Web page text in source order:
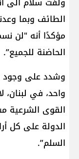
الطائف وبما
مؤكدًا أنه "لن
الحاضنة للجميع”.
وشدد على وجود
واحد، في
القوى الشرعية
الدولة على كل
السلم”.